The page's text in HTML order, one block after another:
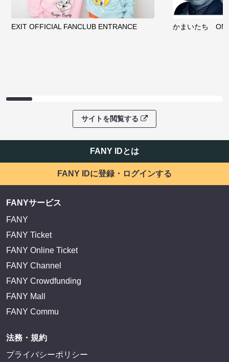
EXIT OFFICIAL FANCLUB ENTRANCE かまいたち
サイトを閲覧する
FANY IDとは
FANY IDに登録・ログインする
FANYサービス
FANY
FANY Ticket
FANY Online Ticket
FANY Channel
FANY Crowdfunding
FANY Mall
FANY Commu
法務・規約
プライバシーポリシー